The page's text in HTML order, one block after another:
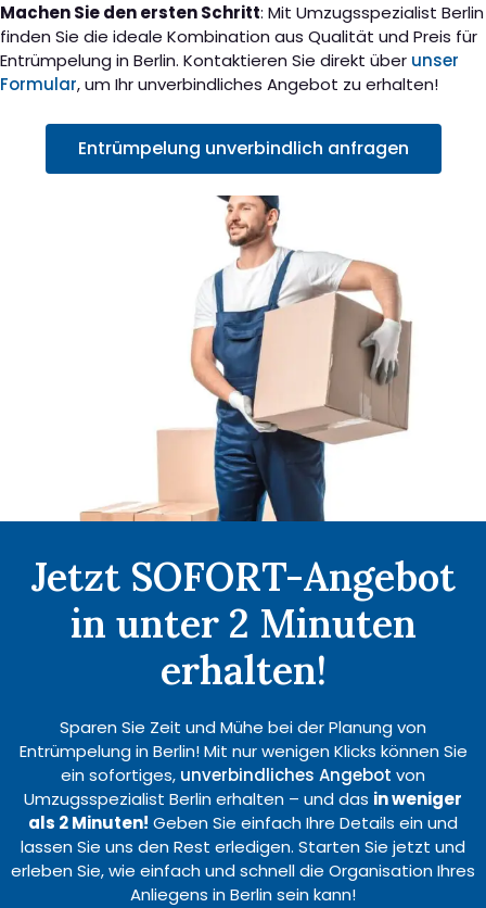
Machen Sie den ersten Schritt: Mit Umzugsspezialist Berlin
finden Sie die ideale Kombination aus Qualität und Preis für
Entrümpelung in Berlin. Kontaktieren Sie direkt über unser
Formular, um Ihr unverbindliches Angebot zu erhalten!
Entrümpelung unverbindlich anfragen
Jetzt SOFORT-Angebot
in unter 2 Minuten
erhalten!
Sparen Sie Zeit und Mühe bei der Planung von
Entrümpelung in Berlin! Mit nur wenigen Klicks können Sie
ein sofortiges, unverbindliches Angebot von
Umzugsspezialist Berlin erhalten – und das in weniger
als 2 Minuten! Geben Sie einfach Ihre Details ein und
lassen Sie uns den Rest erledigen. Starten Sie jetzt und
erleben Sie, wie einfach und schnell die Organisation Ihres
Anliegens in Berlin sein kann!